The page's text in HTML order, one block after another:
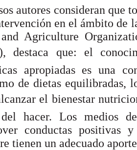
autores consideran que
en el ámbito de
Agriculture
destaca que: el
apropiadas es una
de dietas equilibradas,
el bienestar
hacer. Los medios
conductas positivas
tienen un adecuado